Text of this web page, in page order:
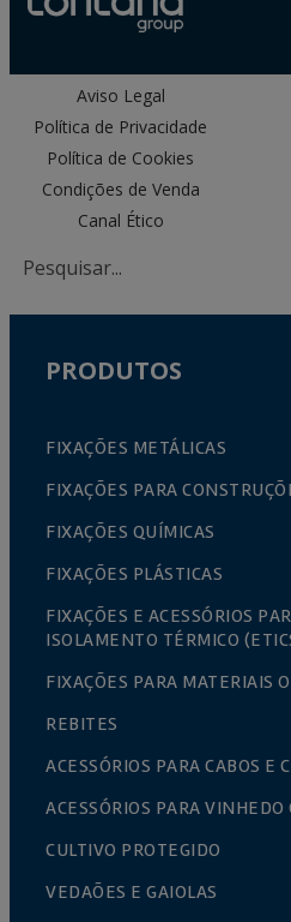
Aviso Legal
Política de Privacidade
Política de Cookies
Condições de Venda
Canal Ético
PRODUTOS
FIXAÇÕES METÁLICAS
FIXAÇÕES PARA
FIXAÇÕES QUÍMICAS
FIXAÇÕES PLÁSTICAS
FIXAÇÕES E ACESSÓRIOS
ISOLAMENTO TÉRMICO
FIXAÇÕES PARA MATERIAIS
REBITES
ACESSÓRIOS PARA CABOS E
ACESSÓRIOS PARA VINHEDO
CULTIVO PROTEGIDO
VEDAÕES E GAIOLAS